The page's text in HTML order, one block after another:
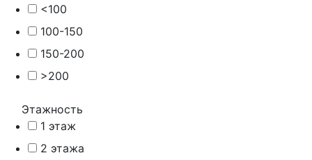
<100
100-150
150-200
>200
Этажность
1 этаж
2 этажа